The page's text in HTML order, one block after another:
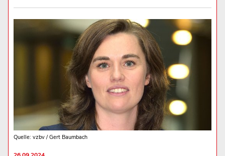
Quelle: vzbv / Gert Baumbach